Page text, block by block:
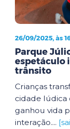
26/09/2025, às
Parque
espetáculo
trânsito
Crianças
cidade lúdica
ganhou vida
interação....